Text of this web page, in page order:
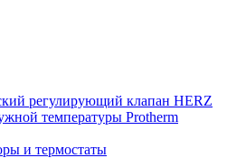
регулирующий клапан HERZ
температуры Protherm
и термостаты